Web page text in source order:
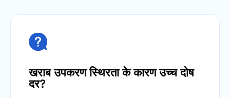

खराब उपकरण स्थिरता के कारण उच्च दोष
दर?